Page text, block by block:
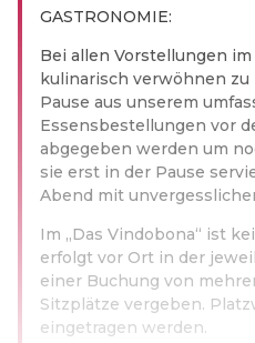
GASTRONOMIE:
Bei allen Vorstellungen
kulinarisch verwöhnen zu
Pause aus unserem
Essensbestellungen vor
abgegeben werden um
sie erst in der Pause
Abend mit
Im „Das Vindobona“ ist
erfolgt vor Ort in der
einer Buchung von
Sitzplätze vergeben.
eingetragen werden.